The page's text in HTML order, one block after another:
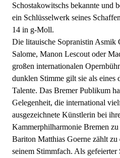
Schostakowitschs bekannte und
ein Schlüsselwerk seines
14 in g-Moll.
Die litauische Sopranistin Asmik
Salome, Manon Lescout oder
großen internationalen
dunklen Stimme gilt sie als eines
Talente. Das Bremer Publikum
Gelegenheit, die international
ausgezeichnete Künstlerin bei
Kammerphilharmonie Bremen zu
Bariton Matthias Goerne zählt
seinem Stimmfach. Als gefeierter